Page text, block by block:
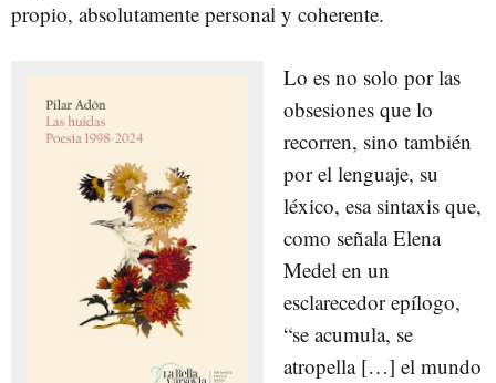
propio, absolutamente personal y coherente.
Lo es no solo por las
obsesiones que lo
recorren, sino también
por el lenguaje, su
léxico, esa sintaxis que,
como señala Elena
Medel en un
esclarecedor epílogo,
“se acumula, se
atropella […] el mundo